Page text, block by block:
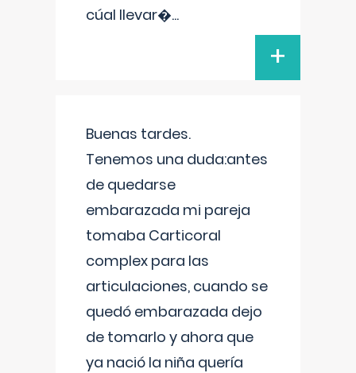
cúal llevar�...
+
Buenas tardes.
Tenemos una duda:antes
de quedarse
embarazada mi pareja
tomaba Carticoral
complex para las
articulaciones, cuando se
quedó embarazada dejo
de tomarlo y ahora que
ya nació la niña quería